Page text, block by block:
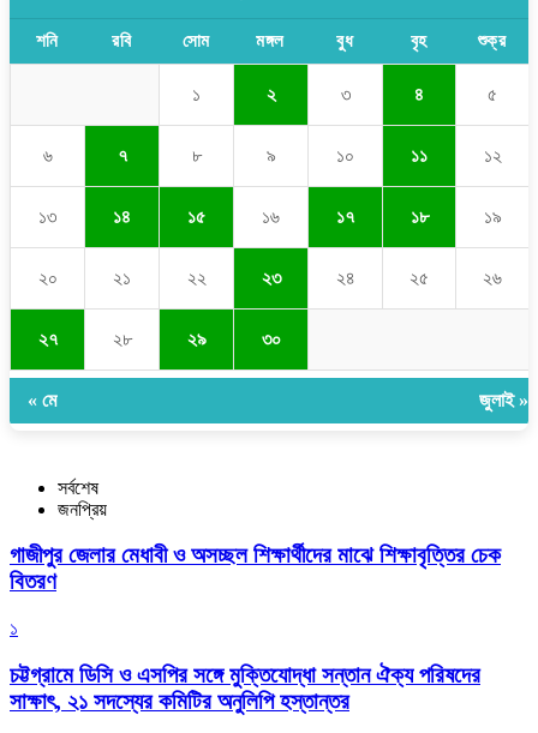
শনি রবি সোম মঙ্গল বুধ বৃহ শুক্র
১ ২ ৩ ৪ ৫
৬ ৭ ৮ ৯ ১০ ১১ ১২
১৩ ১৪ ১৫ ১৬ ১৭ ১৮ ১৯
২০ ২১ ২২ ২৩ ২৪ ২৫ ২৬
২৭ ২৮ ২৯ ৩০
« মে জুলাই »
সর্বশেষ
জনপ্রিয়
গাজীপুর জেলার মেধাবী ও অসচ্ছল শিক্ষার্থীদের মাঝে শিক্ষাবৃত্তির চেক
বিতরণ
১
চট্টগ্রামে ডিসি ও এসপির সঙ্গে মুক্তিযোদ্ধা সন্তান ঐক্য পরিষদের
সাক্ষাৎ, ২১ সদস্যের কমিটির অনুলিপি হস্তান্তর